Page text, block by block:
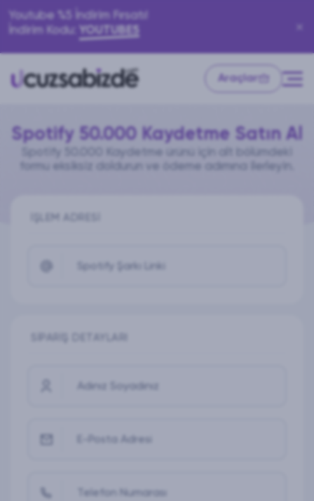
Youtube %5 İndirim Fırsatı!
İndirim Kodu: YOUTUBE5
Araçlar
Spotify 50.000 Kaydetme Satın Al
Spotify 50.000 Kaydetme ürünü için alt bölümdeki
formu eksiksiz doldurun ve ödeme adımına ilerleyin.
İŞLEM ADRESI
Adınız Soyadınız
E-Posta Adresi
Telefon Numarası